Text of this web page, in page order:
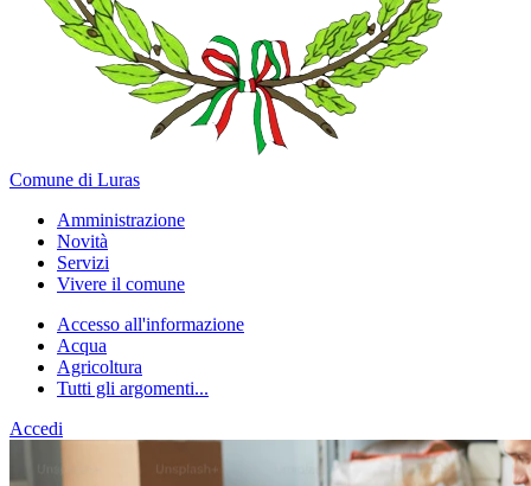
Comune di Luras
Amministrazione
Novità
Servizi
Vivere il comune
Accesso all'informazione
Acqua
Agricoltura
Tutti gli argomenti...
Accedi